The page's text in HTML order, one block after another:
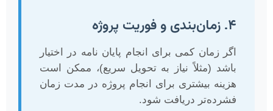
۴. زمان‌بندی و فوریت پروژه
اگر زمان کمی برای انجام پایان نامه در اختیار
باشد (مثلاً نیاز به تحویل سریع)، ممکن است
هزینه بیشتری برای انجام پروژه در مدت زمان
فشرده‌تر دریافت شود.